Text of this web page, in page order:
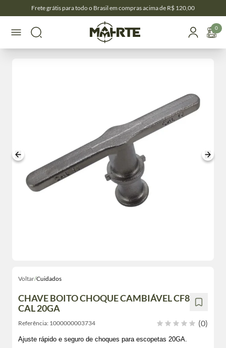
Frete grátis para todo o Brasil em compras acima de R$ 120,00
0
Voltar/Cuidados
CHAVE BOITO CHOQUE CAMBIÁVEL CF8
CAL 20GA
Referência: 1000000003734 (0)
Ajuste rápido e seguro de choques para escopetas 20GA.